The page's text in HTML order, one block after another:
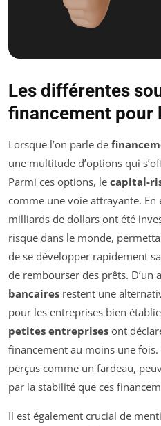
Les différentes
financement pour
Lorsque l’on parle de
une multitude d’options qui
Parmi ces options, le capital-
comme une voie attrayante.
milliards de dollars ont été
risque dans le monde,
de se développer rapidement
de rembourser des prêts. D’un
bancaires restent une
pour les entreprises bien
petites entreprises ont
financement au moins une fois.
perçus comme un fardeau,
par la stabilité que ces
Il est également crucial de